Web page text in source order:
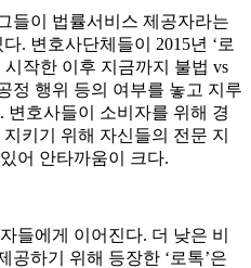
들이 법률서비스 제공자라는
. 변호사단체들이 2015년 ‘로
작한 이후 지금까지 불법 vs
정 행위 등의 여부를 놓고 지루
변호사들이 소비자를 위해 경
키기 위해 자신들의 전문 지
어 안타까움이 크다.
들에게 이어진다. 더 낮은 비
공하기 위해 등장한 ‘로톡’은